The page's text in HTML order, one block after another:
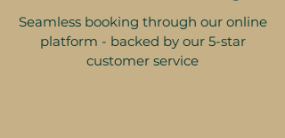
Seamless booking through our online
platform - backed by our 5-star
customer service